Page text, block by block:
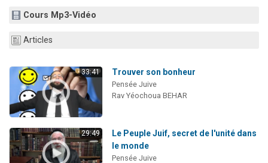
2 personnes viennent de faire un don pour Tsédaka : pauvres d'Israel
Cours Mp3-Vidéo
Articles
33:41 Trouver son bonheur
Pensée Juive
Rav Yéochoua BEHAR
29:49
Le Peuple Juif, secret de l'unité dans
le monde
Pensée Juive